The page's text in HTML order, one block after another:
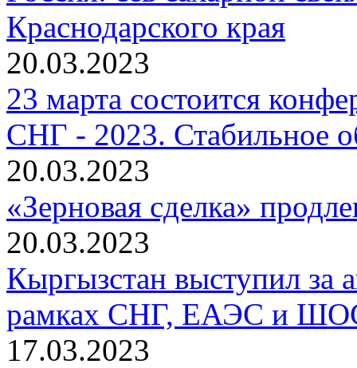
Краснодарского края
20.03.2023
23 марта состоится
СНГ - 2023. Стабильное
20.03.2023
«Зерновая сделка»
20.03.2023
Кыргызстан выступил за
рамках СНГ, ЕАЭС и
17.03.2023